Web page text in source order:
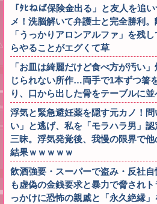
「ﾀﾋねば保険金出る」と友人を追
メ！洗脳解いて弁護士と完全勝利
「うっかりアロンアルファ」を残
らやることがエグくて草
「お皿は綺麗だけど食べ方が汚い
じられない所作…両手で1本ずつ箸
り、口から出した骨をテーブルに並
浮気と緊急避妊薬を隠す元カノ！
い」と逃げ、私を「モラハラ男」
三昧。浮気発覚後、我慢の限界で
結果ｗｗｗｗｗ
飲酒強要・スーパーで盗み・反社
も虚偽の金銭要求と暴力で脅され
っかけに恐怖の親戚と「永久絶縁